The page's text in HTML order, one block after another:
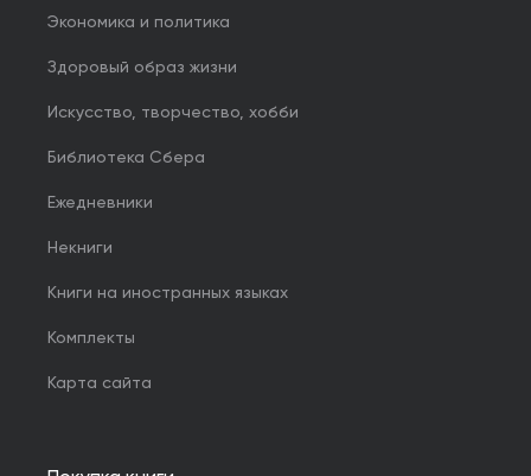
Экономика и политика
Здоровый образ жизни
Искусство, творчество, хобби
Библиотека Сбера
Ежедневники
Некниги
Книги на иностранных языках
Комплекты
Карта сайта